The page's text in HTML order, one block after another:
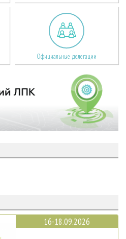
Официальные делегации
16-18.09.2026